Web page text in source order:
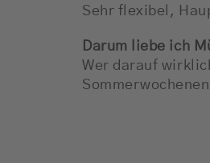
​Sehr flexibel,
Darum liebe ich
Wer darauf